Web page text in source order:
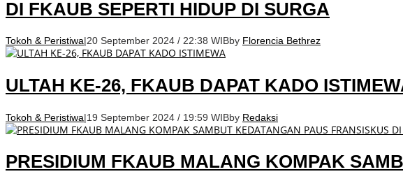
DI FKAUB SEPERTI HIDUP DI SURGA
Tokoh & Peristiwa|20 September 2024 / 22:38 WIBby Florencia Bethrez
ULTAH KE-26, FKAUB DAPAT KADO
Tokoh & Peristiwa|19 September 2024 / 19:59 WIBby Redaksi
PRESIDIUM FKAUB MALANG KOMPAK